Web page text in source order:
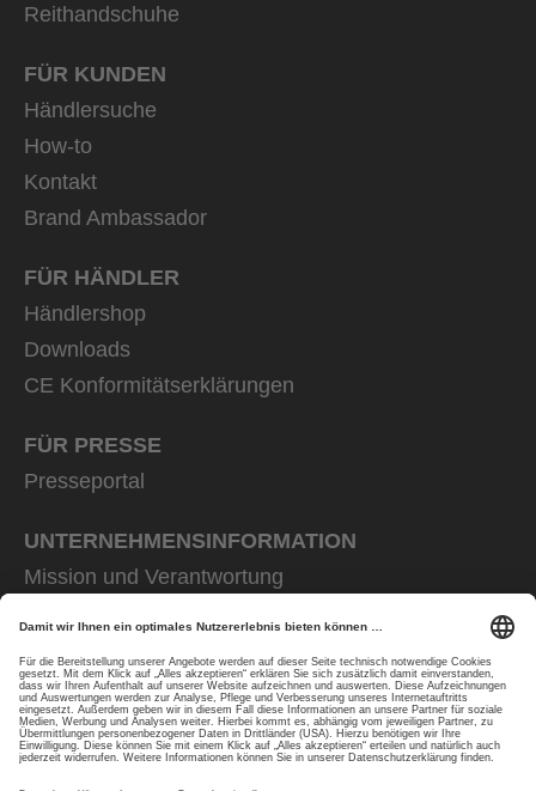
Reithandschuhe
FÜR KUNDEN
Händlersuche
How-to
Kontakt
Brand Ambassador
FÜR HÄNDLER
Händlershop
Downloads
CE Konformitätserklärungen
FÜR PRESSE
Presseportal
UNTERNEHMENS­INFORMATION
Mission und Verantwortung
Rainer Winter Stiftung
Karriere